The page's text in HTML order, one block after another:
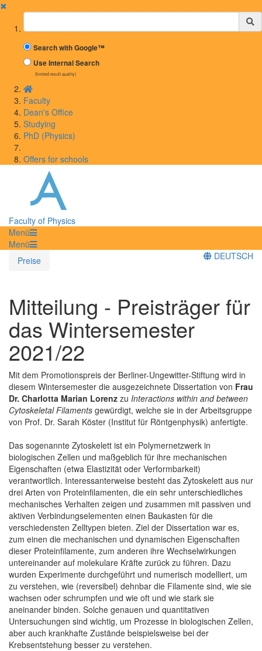
✖
Suchbegriff
Search with Google™
Use Internal Search
(limited result quality)
Faculty
Dean's Office
Studying
PhD (Physics)
Offers for schools
Faculty of Physics
Menü
Menü
Preise
DEUTSCH
Mitteilung - Preisträger für
das Wintersemester
2021/22
Mit dem Promotionspreis der Berliner-Ungewitter-Stiftung wird in
diesem Wintersemester die ausgezeichnete Dissertation von Frau
Dr. Charlotta Marian Lorenz zu Interactions within and between
Cytoskeletal Filaments gewürdigt, welche sie in der Arbeitsgruppe
von Prof. Dr. Sarah Köster (Institut für Röntgenphysik) anfertigte.
Das sogenannte Zytoskelett ist ein Polymernetzwerk in
biologischen Zellen und maßgeblich für ihre mechanischen
Eigenschaften (etwa Elastizität oder Verformbarkeit)
verantwortlich. Interessanterweise besteht das Zytoskelett aus nur
drei Arten von Proteinfilamenten, die ein sehr unterschiedliches
mechanisches Verhalten zeigen und zusammen mit passiven und
aktiven Verbindungselementen einen Baukasten für die
verschiedensten Zelltypen bieten. Ziel der Dissertation war es,
zum einen die mechanischen und dynamischen Eigenschaften
dieser Proteinfilamente, zum anderen ihre Wechselwirkungen
untereinander auf molekulare Kräfte zurück zu führen. Dazu
wurden Experimente durchgeführt und numerisch modelliert, um
zu verstehen, wie (reversibel) dehnbar die Filamente sind, wie sie
wachsen oder schrumpfen und wie oft und wie stark sie
aneinander binden. Solche genauen und quantitativen
Untersuchungen sind wichtig, um Prozesse in biologischen Zellen,
aber auch krankhafte Zustände beispielsweise bei der
Krebsentstehung besser zu verstehen.